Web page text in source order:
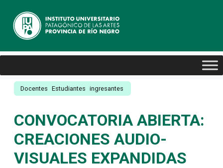
Docentes Estudiantes ingresantes
CONVOCATORIA ABIERTA:
CREACIONES AUDIO-
VISUALES EXPANDIDAS